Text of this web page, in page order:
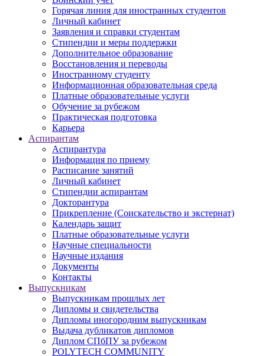
Горячая линия для иностранных студентов
Личный кабинет
Заявления и справки студентам
Стипендии и меры поддержки
Дополнительное образование
Восстановления и переводы
Иностранному студенту
Информационная образовательная среда
Платные образовательные услуги
Обучение за рубежом
Практическая подготовка
Карьера
Аспирантам
Аспирантура
Информация по приему
Расписание занятий
Личный кабинет
Стипендии аспирантам
Докторантура
Прикрепление (Соискательство и экстернат)
Календарь защит
Платные образовательные услуги
Научные специальности
Научные издания
Документы
Контакты
Выпускникам
Выпускникам прошлых лет
Дипломы и свидетельства
Дипломы иногородним выпускникам
Выдача дубликатов дипломов
Диплом СПбПУ за рубежом
POLYTECH COMMUNITY